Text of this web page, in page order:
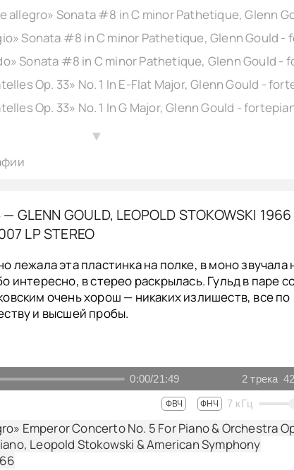
▲
GLENN GOULD, LEOPOLD STOKOWSKI
LP STEREO
лежала эта пластинка на полке, в моно звучала
интересно, в стерео раскрылась. Гульд в паре
очень хорош — никаких излишеств, все по
и высшей пробы.
0:00/21:49 2 трека
ФВЧ ФНЧ 7 кГц
Emperor Concerto No. 5 For Piano & Orchestra
Leopold Stokowski & American Symphony